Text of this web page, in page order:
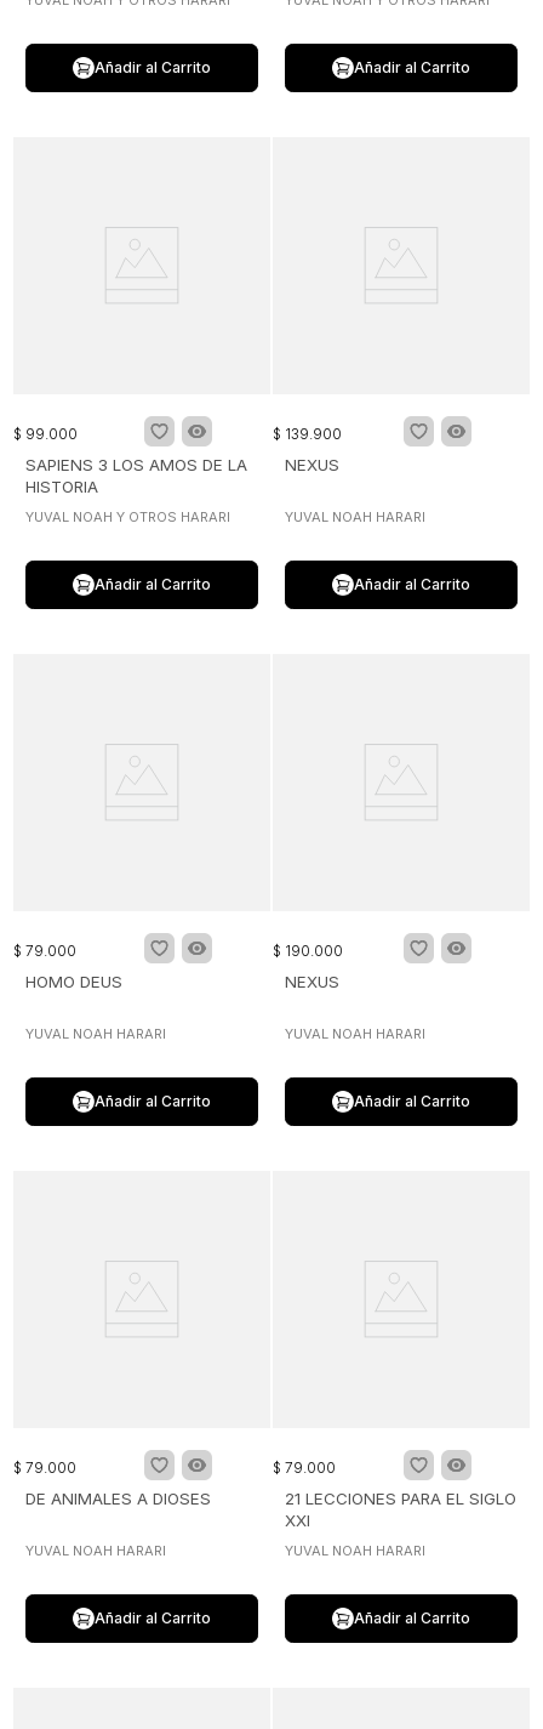
Añadir al Carrito Añadir al Carrito
$ 99.000
SAPIENS 3 LOS AMOS DE LA
HISTORIA
YUVAL NOAH Y OTROS HARARI
Añadir al Carrito
$ 139.900
NEXUS
YUVAL NOAH HARARI
Añadir al Carrito
$ 79.000
HOMO DEUS
YUVAL NOAH HARARI
Añadir al Carrito
$ 190.000
NEXUS
YUVAL NOAH HARARI
Añadir al Carrito
$ 79.000
DE ANIMALES A DIOSES
YUVAL NOAH HARARI
Añadir al Carrito
$ 79.000
21 LECCIONES PARA EL SIGLO
XXI
YUVAL NOAH HARARI
Añadir al Carrito